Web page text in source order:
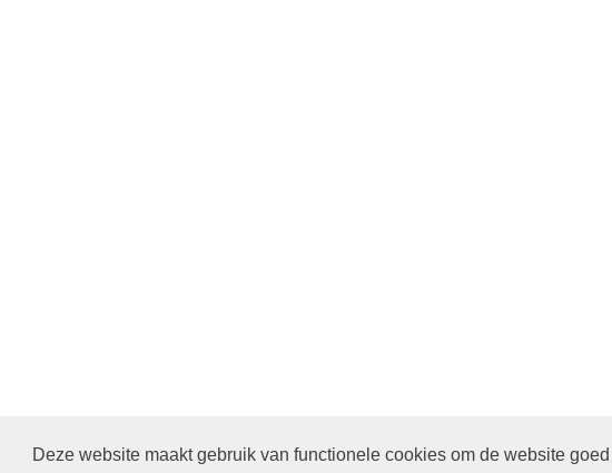
Deze website maakt gebruik van functionele cookies om de website